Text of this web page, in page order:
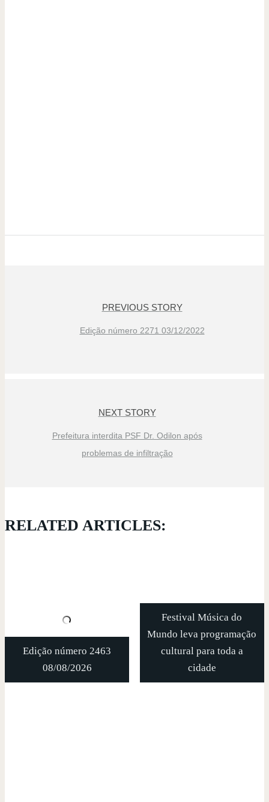
PREVIOUS STORY
Edição número 2271 03/12/2022
NEXT STORY
Prefeitura interdita PSF Dr. Odilon após
problemas de infiltração
RELATED ARTICLES:
Edição número 2463
08/08/2026
Festival Música do
Mundo leva programação
cultural para toda a
cidade